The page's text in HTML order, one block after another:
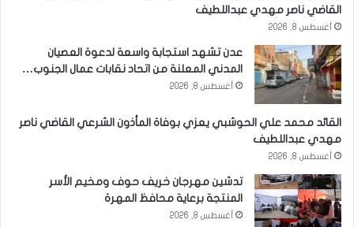
القاضي ناصر مهدي عبداللطيف
أغسطس 8, 2026
عدن تشهد استجابة واسعة لدعوة العصيان
المدني المعلنة من اتحاد نقابات عمال الجنوب…
أغسطس 8, 2026
القائد محمد علي الحوشبي يعزي بوفاة المأذون الشرعي القاضي ناصر
مهدي عبداللطيف
أغسطس 8, 2026
تدشين مهرجان خريف حوف ومخيم الأسر
المنتجة برعاية محافظ المهرة
أغسطس 8, 2026